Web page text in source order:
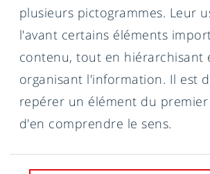
plusieurs pictogrammes. Leur
l'avant certains éléments
contenu, tout en hiérarchisant
organisant l'information. Il est
repérer un élément du
d'en comprendre le sens.